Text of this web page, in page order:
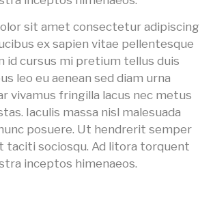
sit amet consectetur adipiscing
ex sapien vitae pellentesque
id cursus mi pretium tellus duis
leo eu aenean sed diam urna
vivamus fringilla lacus nec metus
Iaculis massa nisl malesuada
posuere. Ut hendrerit semper
taciti sociosqu. Ad litora torquent
inceptos himenaeos.